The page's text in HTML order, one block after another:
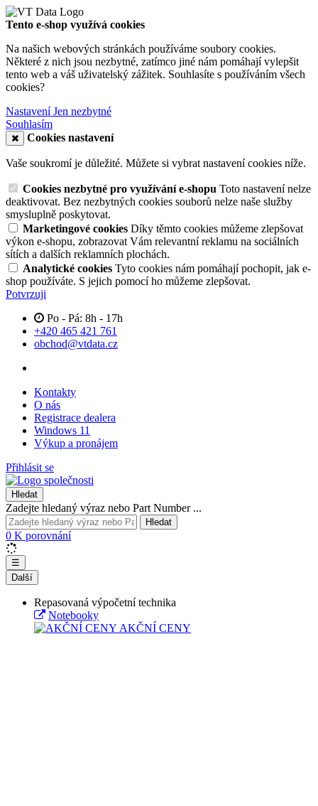
Tento e-shop využívá cookies
Na našich webových stránkách používáme soubory cookies.
Některé z nich jsou nezbytné, zatímco jiné nám pomáhají vylepšit
tento web a váš uživatelský zážitek. Souhlasíte s používáním všech
cookies?
NastaveníJen nezbytné
Souhlasím
Cookies nastavení
Vaše soukromí je důležité. Můžete si vybrat nastavení cookies níže.
Cookies nezbytné pro využívání e-shopu Toto nastavení nelze
deaktivovat. Bez nezbytných cookies souborů nelze naše služby
smysluplně poskytovat.
Marketingové cookies Díky těmto cookies můžeme zlepšovat
výkon e-shopu, zobrazovat Vám relevantní reklamu na sociálních
sítích a dalších reklamních plochách.
Analytické cookies Tyto cookies nám pomáhají pochopit, jak e-
shop používáte. S jejich pomocí ho můžeme zlepšovat.
Potvrzuji
Po - Pá: 8h - 17h
+420 465 421 761
obchod@vtdata.cz
Kontakty
O nás
Registrace dealera
Windows 11
Výkup a pronájem
Přihlásit se
Hledat
Zadejte hledaný výraz nebo Part Number ...
Hledat
0 K porovnání
☰
Další
Repasovaná výpočetní technika
Notebooky
AKČNÍ CENY